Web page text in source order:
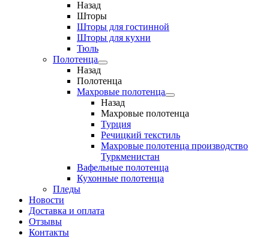
Назад
Шторы
Шторы для гостинной
Шторы для кухни
Тюль
Полотенца
Назад
Полотенца
Махровые полотенца
Назад
Махровые полотенца
Турция
Речицкий текстиль
Махровые полотенца производство
Туркменистан
Вафельные полотенца
Кухонные полотенца
Пледы
Новости
Доставка и оплата
Отзывы
Контакты